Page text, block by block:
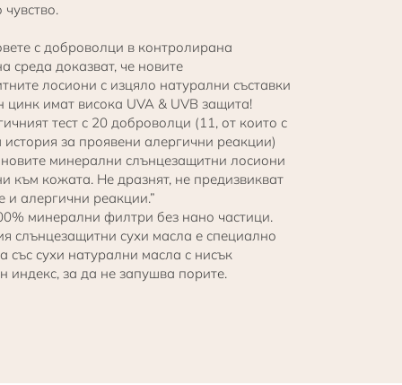
с доброволци в контролирана
среда доказват, че новите
лосиони с изцяло натурални съставки
цинк имат висока UVA & UVB защита!
тест с 20 доброволци (11, от които с
за проявени алергични реакции)
минерални слънцезащитни лосиони
към кожата. Не дразнят, не предизвикват
и алергични реакции.”
минерални филтри без нано частици.
слънцезащитни сухи масла е специално
със сухи натурални масла с нисък
индекс, за да не запушва порите.